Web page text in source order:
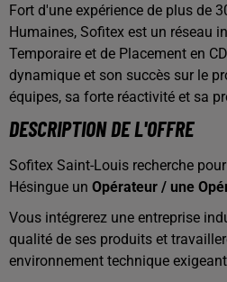
Fort d'une expérience de plus de
Humaines, Sofitex est un réseau
Temporaire et de Placement en
dynamique et son succès sur le
équipes, sa forte réactivité et sa
DESCRIPTION DE L'OFFRE
Sofitex Saint-Louis recherche
Hésingue un Opérateur / une
Vous intégrerez une entreprise
qualité de ses produits et
environnement technique